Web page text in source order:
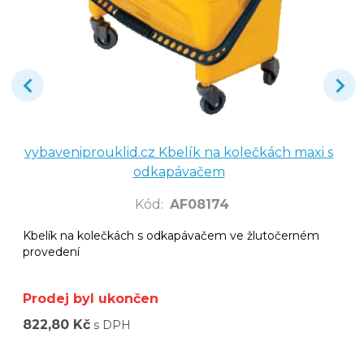
vybaveniprouklid.cz Kbelík na kolečkách maxi s
odkapávačem
Kód : AF08174
Kbelík na kolečkách s odkapávačem ve žlutočerném
provedení
Prodej byl ukončen
822,80 Kč s DPH